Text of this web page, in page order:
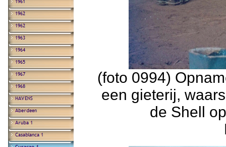
(foto 0994)
een gieterij,
de Shell